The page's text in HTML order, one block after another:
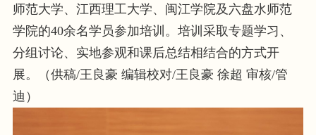
师范大学、江西理工大学、闽江学院及六盘水师范
学院的40余名学员参加培训。培训采取专题学习、
分组讨论、实地参观和课后总结相结合的方式开
展。（供稿/王良豪 编辑校对/王良豪 徐超 审核/管
迪）